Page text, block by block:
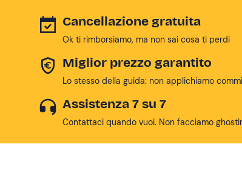
Cancellazione gratuita
Ok ti rimborsiamo, ma non sai cosa ti perdi
Miglior prezzo garantito
Lo stesso della guida: non applichiamo
Assistenza 7 su 7
Contattaci quando vuoi. Non facciamo